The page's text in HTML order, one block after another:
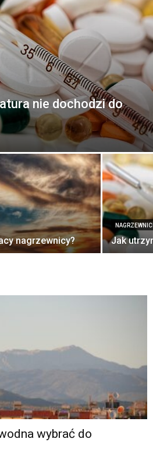
nie dochodzi do
nagrzewnicy? Jak
wybrać do